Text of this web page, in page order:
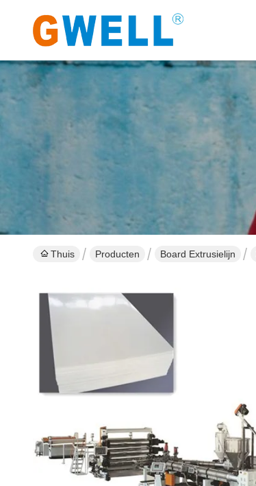
Thuis Producten Board Extrusielijn